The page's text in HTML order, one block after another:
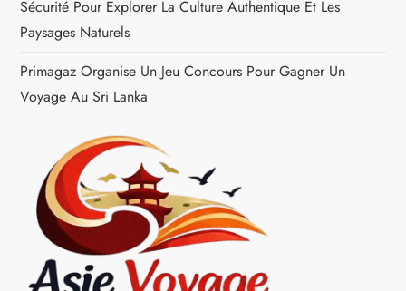
e
Sécurité Pour Explorer La Culture Authentique Et Les
Paysages Naturels
Primagaz Organise Un Jeu Concours Pour Gagner Un
Voyage Au Sri Lanka